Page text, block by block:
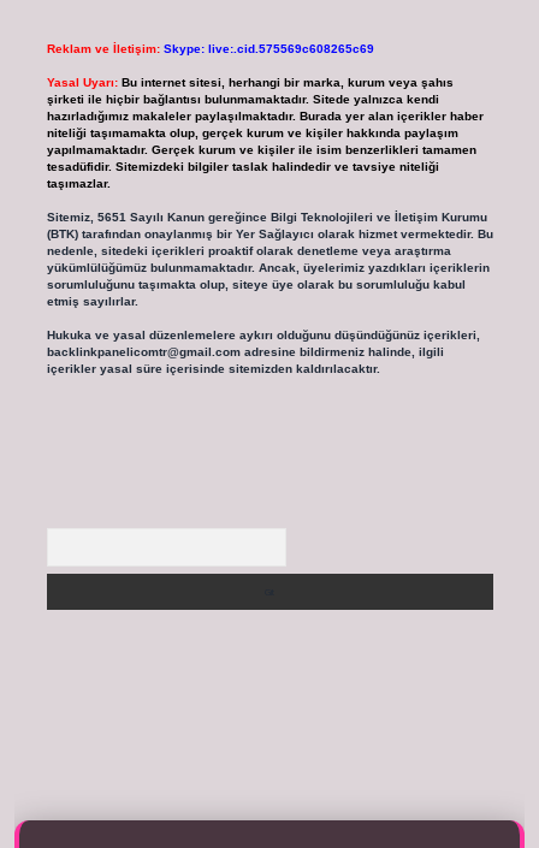
Reklam ve İletişim: Skype: live:.cid.575569c608265c69
Yasal Uyarı: Bu internet sitesi, herhangi bir marka, kurum veya şahıs
şirketi ile hiçbir bağlantısı bulunmamaktadır. Sitede yalnızca kendi
hazırladığımız makaleler paylaşılmaktadır. Burada yer alan içerikler haber
niteliği taşımamakta olup, gerçek kurum ve kişiler hakkında paylaşım
yapılmamaktadır. Gerçek kurum ve kişiler ile isim benzerlikleri tamamen
tesadüfidir. Sitemizdeki bilgiler taslak halindedir ve tavsiye niteliği
taşımazlar.
Sitemiz, 5651 Sayılı Kanun gereğince Bilgi Teknolojileri ve İletişim Kurumu
(BTK) tarafından onaylanmış bir Yer Sağlayıcı olarak hizmet vermektedir. Bu
nedenle, sitedeki içerikleri proaktif olarak denetleme veya araştırma
yükümlülüğümüz bulunmamaktadır. Ancak, üyelerimiz yazdıkları içeriklerin
sorumluluğunu taşımakta olup, siteye üye olarak bu sorumluluğu kabul
etmiş sayılırlar.
Hukuka ve yasal düzenlemelere aykırı olduğunu düşündüğünüz içerikleri,
backlinkpanelicomtr@gmail.comadresine bildirmeniz halinde, ilgili
içerikler yasal süre içerisinde sitemizden kaldırılacaktır.